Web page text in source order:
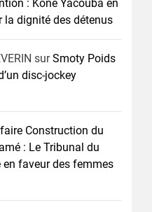
: Koné Yacouba en
la dignité des détenus
surSmoty Poids
disc-jockey
Construction du
: Le Tribunal du
en faveur des femmes